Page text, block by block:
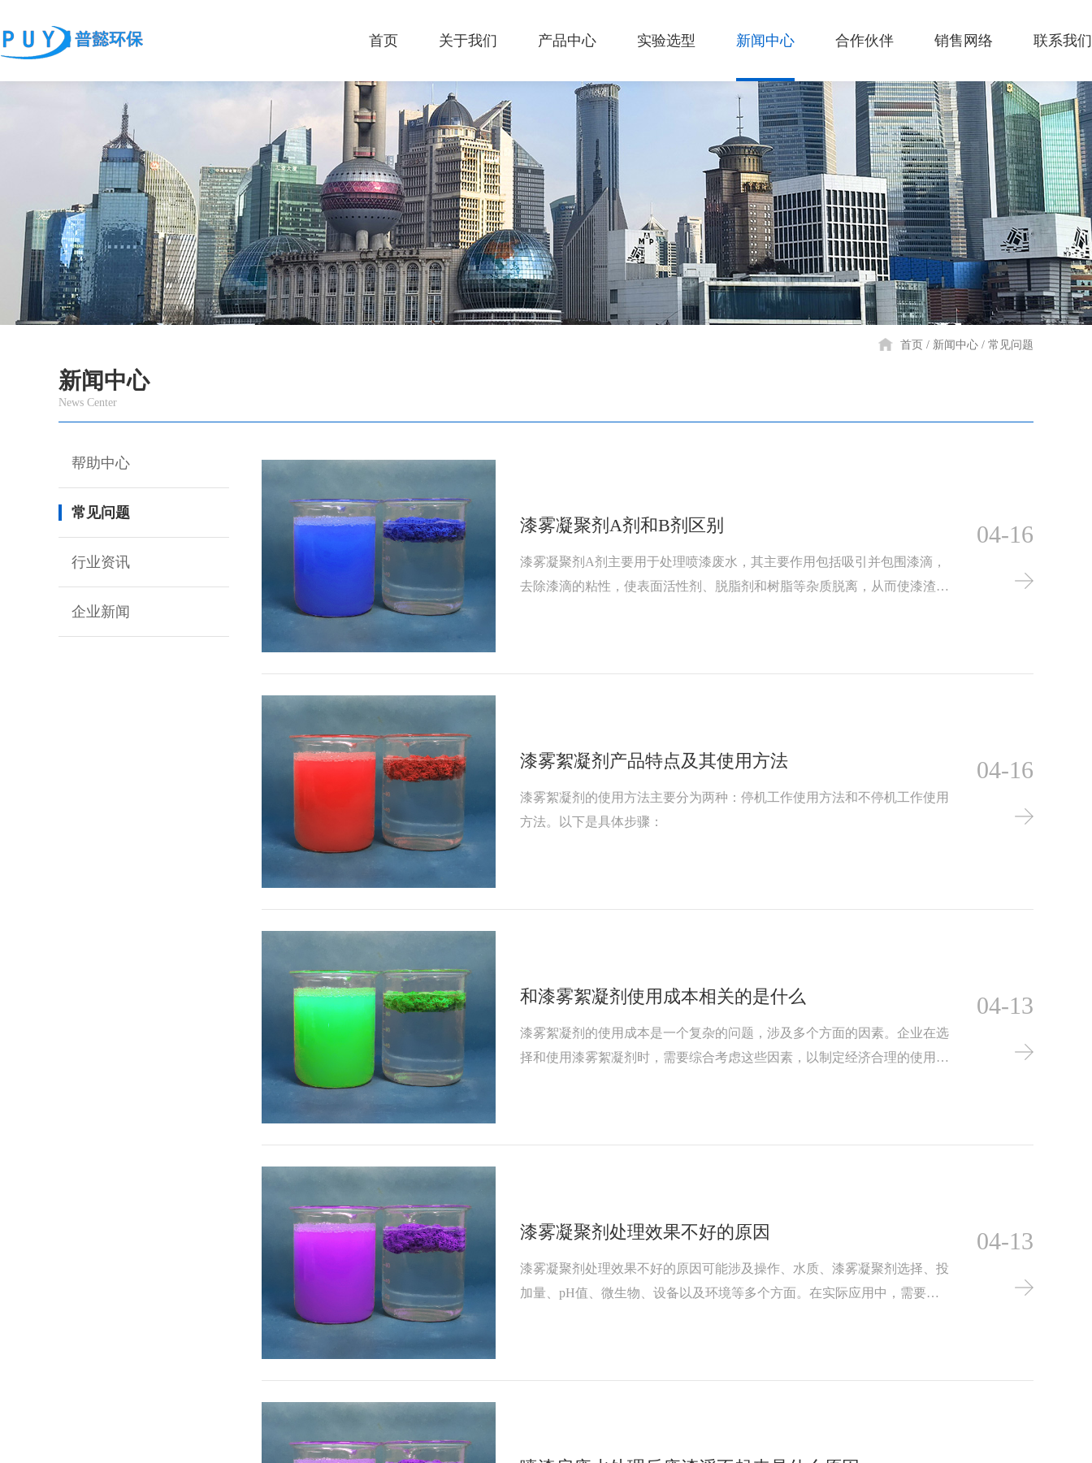
首页 关于我们 产品中心 实验选型 新闻中心 合作伙伴 销售网络 联系我们
首页 新闻中心 常见问题
新闻中心
News Center
帮助中心
常见问题
行业资讯
企业新闻
漆雾凝聚剂A剂和B剂区别
漆雾凝聚剂A剂主要用于处理喷漆废水，其主要作用包括吸引并包围漆滴，
去除漆滴的粘性，使表面活性剂、脱脂剂和树脂等杂质脱离，从而使漆渣容
04-16
漆雾絮凝剂产品特点及其使用方法
漆雾絮凝剂的使用方法主要分为两种：停机工作使用方法和不停机工作使用
方法。以下是具体步骤：
04-16
和漆雾絮凝剂使用成本相关的是什么
漆雾絮凝剂的使用成本是一个复杂的问题，涉及多个方面的因素。企业在选
择和使用漆雾絮凝剂时，需要综合考虑这些因素，以制定经济合理的使用方
04-13
漆雾凝聚剂处理效果不好的原因
漆雾凝聚剂处理效果不好的原因可能涉及操作、水质、漆雾凝聚剂选择、投
加量、pH值、微生物、设备以及环境等多个方面。在实际应用中，需要综
04-13